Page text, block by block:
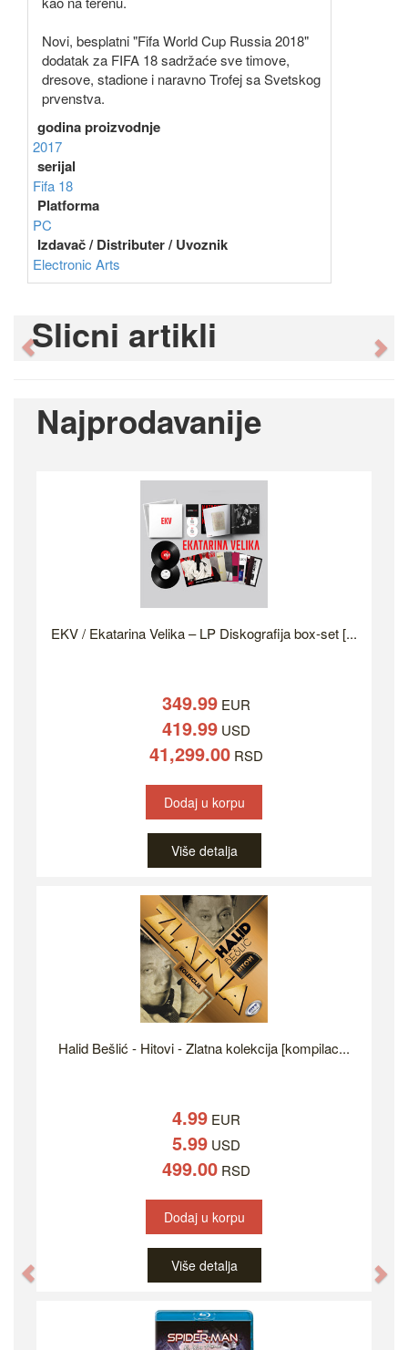
Novi, besplatni "Fifa World Cup Russia 2018"
dodatak za FIFA 18 sadržaće sve timove,
dresove, stadione i naravno Trofej sa Svetskog
prvenstva.
godina proizvodnje
2017
serijal
Fifa 18
Platforma
PC
Izdavač / Distributer / Uvoznik
Electronic Arts
Slicni artikli
Previous
Najprodavanije
EKV / Ekatarina Velika – LP Diskografija box-set [...
349.99 EUR
419.99 USD
41,299.00 RSD
Dodaj u korpu
Više detalja
Halid Bešlić - Hitovi - Zlatna kolekcija [kompilac...
4.99 EUR
5.99 USD
499.00 RSD
Dodaj u korpu
Više detalja